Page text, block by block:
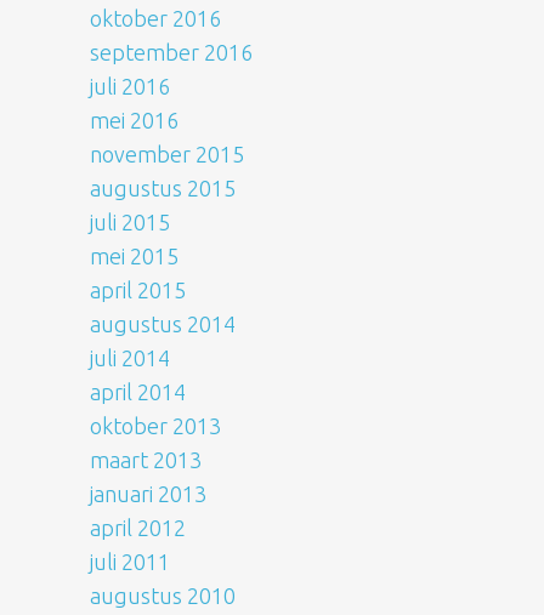
oktober 2016
september 2016
juli 2016
mei 2016
november 2015
augustus 2015
juli 2015
mei 2015
april 2015
augustus 2014
juli 2014
april 2014
oktober 2013
maart 2013
januari 2013
april 2012
juli 2011
augustus 2010